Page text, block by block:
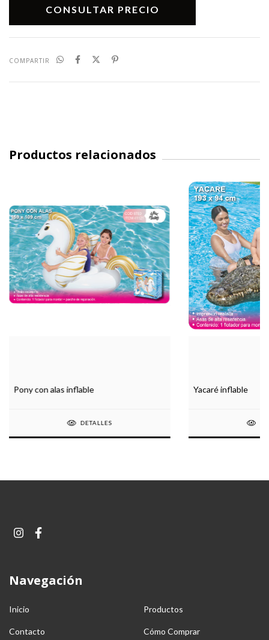
COMPARTIR
Productos relacionados
Pony con alas inflable
DETALLES
Yacaré inflable
Navegación
Inicio Productos
Contacto Cómo Comprar